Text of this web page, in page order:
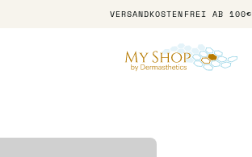
VERSANDKOSTENFREI AB 100€